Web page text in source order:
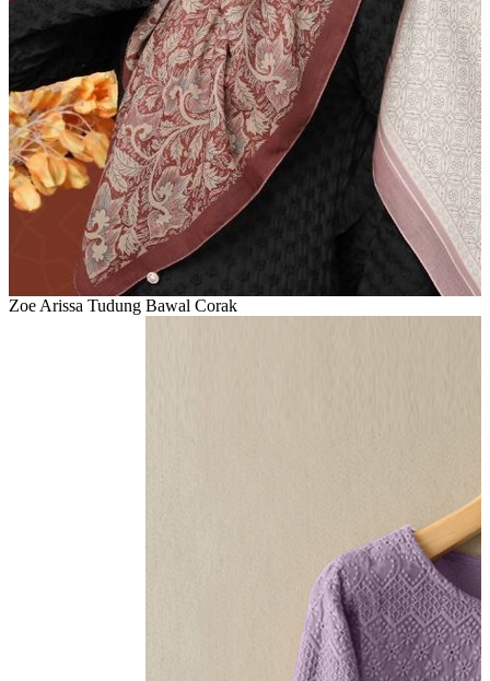
Zoe Arissa Tudung Bawal Corak